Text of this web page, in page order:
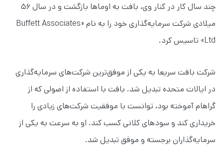
چند سال کار در کنار وی، بافت به اوماها بازگشت و در سال ۵۶
میلادی شرکت سرمایه‌گذاری خود را به نام «Buffett Associates
Ltd» تاسیس کرد.
شرکت بافت سریعا به یکی از موفق‌ترین شرکت‌های سرمایه‌گذاری
در ایالات متحده تبدیل شد. بافت با استفاده از اصولی که از
گراهام آموخته بود، توانست با موفقیت شرکت‌های زیادی را
خریداری کند و سودهای کلانی کسب کند. او به سرعت به یکی از
سرمایه‌گذاران برجسته و موفق تبدیل شد.